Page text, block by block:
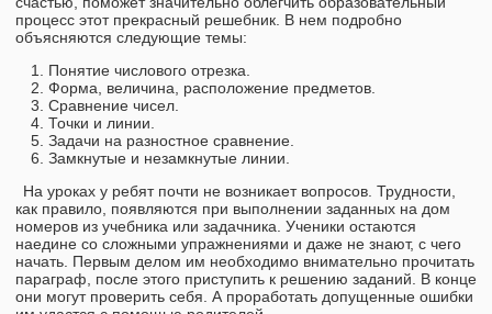
процесс этот прекрасный решебник. В нем подробно
объясняются следующие темы:
Понятие числового отрезка.
Форма, величина, расположение предметов.
Сравнение чисел.
Точки и линии.
Задачи на разностное сравнение.
Замкнутые и незамкнутые линии.
На уроках у ребят почти не возникает вопросов. Трудности,
как правило, появляются при выполнении заданных на дом
номеров из учебника или задачника. Ученики остаются
наедине со сложными упражнениями и даже не знают, с чего
начать. Первым делом им необходимо внимательно прочитать
параграф, после этого приступить к решению заданий. В конце
они могут проверить себя. А проработать допущенные ошибки